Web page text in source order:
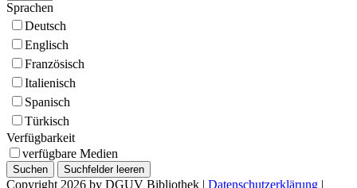
Sprachen
Deutsch
Englisch
Französisch
Italienisch
Spanisch
Türkisch
Verfügbarkeit
verfügbare Medien
Copyright 2026 by DGUV Bibliothek | Datenschutzerklärung |